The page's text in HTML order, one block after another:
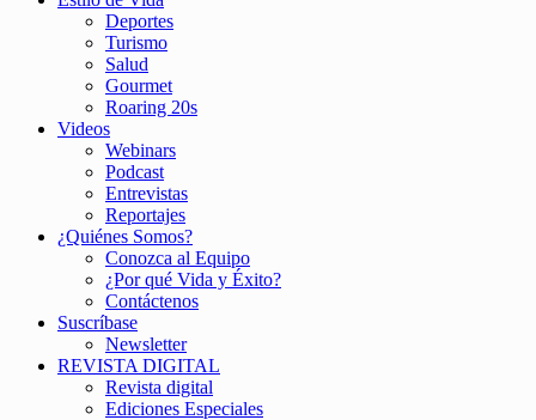
Deportes
Turismo
Salud
Gourmet
Roaring 20s
Videos
Webinars
Podcast
Entrevistas
Reportajes
¿Quiénes Somos?
Conozca al Equipo
¿Por qué Vida y Éxito?
Contáctenos
Suscríbase
Newsletter
REVISTA DIGITAL
Revista digital
Ediciones Especiales